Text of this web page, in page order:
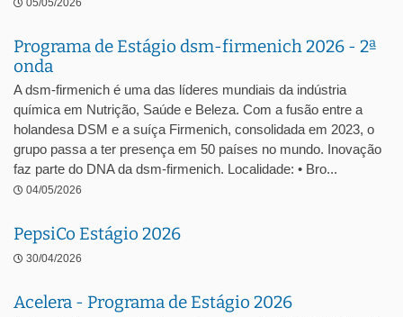
05/05/2026
Programa de Estágio dsm-firmenich 2026 - 2ª
onda
A dsm-firmenich é uma das líderes mundiais da indústria
química em Nutrição, Saúde e Beleza. Com a fusão entre a
holandesa DSM e a suíça Firmenich, consolidada em 2023, o
grupo passa a ter presença em 50 países no mundo. Inovação
faz parte do DNA da dsm-firmenich. Localidade: • Bro...
04/05/2026
PepsiCo Estágio 2026
30/04/2026
Acelera - Programa de Estágio 2026